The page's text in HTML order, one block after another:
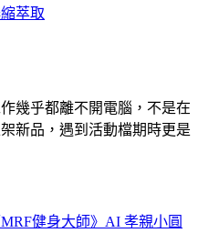
萃取
幾乎都離不開電腦，不是在
新品，遇到活動檔期時更是
健身大師》AI 孝親小圓